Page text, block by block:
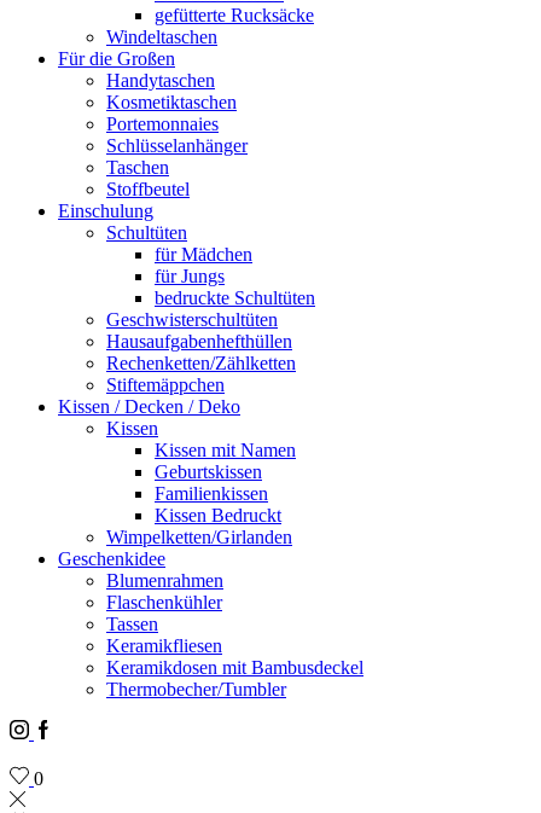
gefütterte Rucksäcke
Windeltaschen
Für die Großen
Handytaschen
Kosmetiktaschen
Portemonnaies
Schlüsselanhänger
Taschen
Stoffbeutel
Einschulung
Schultüten
für Mädchen
für Jungs
bedruckte Schultüten
Geschwisterschultüten
Hausaufgabenhefthüllen
Rechenketten/Zählketten
Stiftemäppchen
Kissen / Decken / Deko
Kissen
Kissen mit Namen
Geburtskissen
Familienkissen
Kissen Bedruckt
Wimpelketten/Girlanden
Geschenkidee
Blumenrahmen
Flaschenkühler
Tassen
Keramikfliesen
Keramikdosen mit Bambusdeckel
Thermobecher/Tumbler
Instagram
Facebook
0